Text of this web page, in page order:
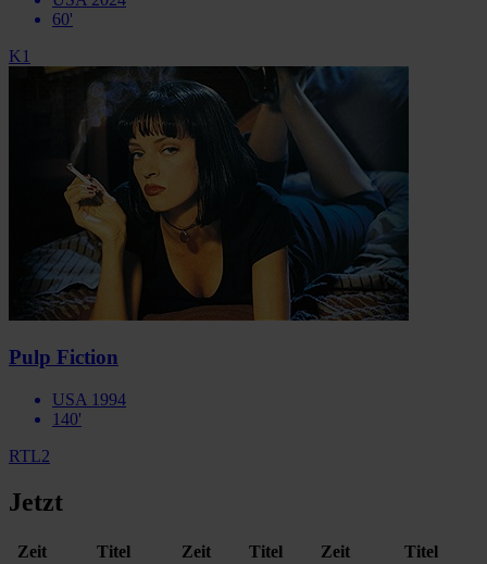
60'
K1
Pulp Fiction
USA 1994
140'
RTL2
Jetzt
Zeit Titel Zeit Titel Zeit Titel